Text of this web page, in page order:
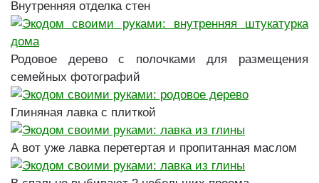
Внутренняя отделка стен
Родовое дерево с полочками для размещения
семейных фотографий
Глиняная лавка с плиткой
А вот уже лавка перетертая и пропитанная маслом